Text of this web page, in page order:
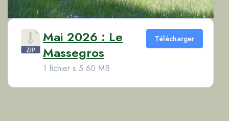
Mai 2026 : Le
Massegros
1 fichier·s 5.60 MB
Télécharger